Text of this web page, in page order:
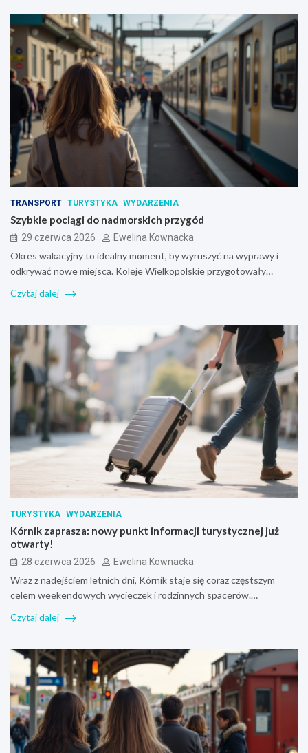
TRANSPORT TURYSTYKA WYDARZENIA
Szybkie pociągi do nadmorskich przygód
29 czerwca 2026 Ewelina Kownacka
Okres wakacyjny to idealny moment, by wyruszyć na wyprawy i
odkrywać nowe miejsca. Koleje Wielkopolskie przygotowały…
Czytaj dalej
TURYSTYKA WYDARZENIA
Kórnik zaprasza: nowy punkt informacji turystycznej już
otwarty!
28 czerwca 2026 Ewelina Kownacka
Wraz z nadejściem letnich dni, Kórnik staje się coraz częstszym
celem weekendowych wycieczek i rodzinnych spacerów.…
Czytaj dalej